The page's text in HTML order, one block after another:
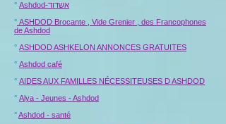
°
Ashdod-אשדוד
° ASHDOD Brocante , Vide Grenier , des Francophones
de Ashdod
° ASHDOD ASHKELON ANNONCES GRATUITES
° Ashdod café
° AIDES AUX FAMILLES NÉCESSITEUSES D ASHDOD
° Alya - Jeunes - Ashdod
°Ashdod - santé